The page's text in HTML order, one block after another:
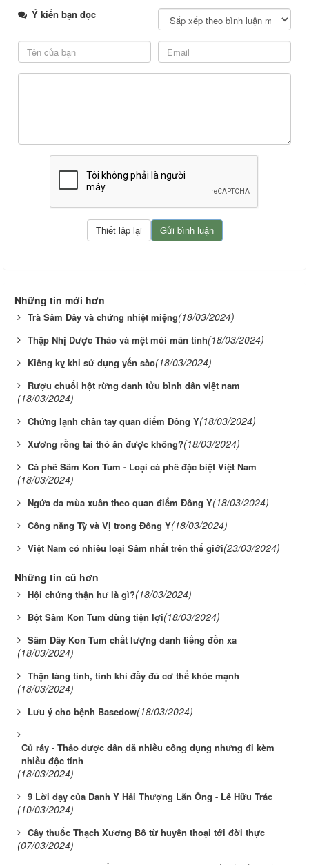
Ý kiến bạn đọc
Những tin mới hơn
Trà Sâm Dây và chứng nhiệt miệng(18/03/2024)
Thập Nhị Dược Thảo và mệt mỏi mãn tính(18/03/2024)
Kiêng kỵ khi sử dụng yến sào(18/03/2024)
Rượu chuối hột rừng danh tửu bình dân việt nam
(18/03/2024)
Chứng lạnh chân tay quan điểm Đông Y(18/03/2024)
Xương rồng tai thỏ ăn được không?(18/03/2024)
Cà phê Sâm Kon Tum - Loại cà phê đặc biệt Việt Nam
(18/03/2024)
Ngứa da mùa xuân theo quan điểm Đông Y(18/03/2024)
Công năng Tỳ và Vị trong Đông Y(18/03/2024)
Việt Nam có nhiều loại Sâm nhất trên thế giới(23/03/2024)
Những tin cũ hơn
Hội chứng thận hư là gì?(18/03/2024)
Bột Sâm Kon Tum dùng tiện lợi(18/03/2024)
Sâm Dây Kon Tum chất lượng danh tiếng đồn xa
(18/03/2024)
Thận tàng tinh, tinh khí đầy đủ cơ thể khỏe mạnh
(18/03/2024)
Lưu ý cho bệnh Basedow(18/03/2024)
Củ ráy - Thảo dược dân dã nhiều công dụng nhưng đi kèm
nhiều độc tính
(18/03/2024)
9 Lời dạy của Danh Y Hải Thượng Lãn Ông - Lê Hữu Trác
(10/03/2024)
Cây thuốc Thạch Xương Bồ từ huyền thoại tới đời thực
(07/03/2024)